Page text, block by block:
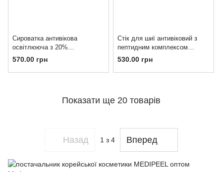
Сироватка антивікова
освітлююча з 20%
ніацинаміду MEDIPEEL
Peptide 9 Vitanol Ampoule Pro
30 мл
570.00 грн
Стік для шиї антивіковий з
пептидним комплексом
MEDIPEEL Premium Naite
Thread Neck Stick 20 г
530.00 грн
Показати ще 20 товарів
Назад 1з 4 Вперед